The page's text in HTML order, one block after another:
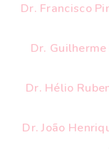
Dr. Francisco
Dr.
Dr. Hélio
Dr. João